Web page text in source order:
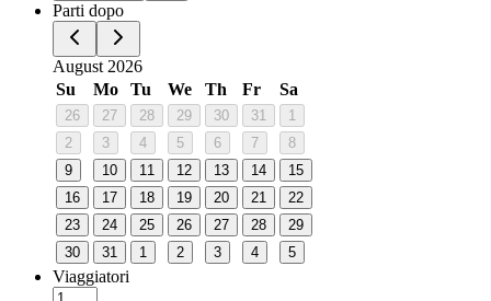
Parti dopo
August 2026
Su
Mo Tu We Th Fr Sa
26 27 28 29 30 31
1
2
3 4 5 6 7
8
9
10 11 12 13 14
15
16
17 18 19 20 21
22
23
24 25 26 27 28
29
30
31 1 2 3 4 5
Viaggiatori